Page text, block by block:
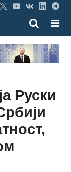
Руски